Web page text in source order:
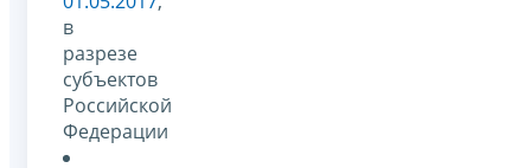
в
разрезе
субъектов
Российской
Федерации